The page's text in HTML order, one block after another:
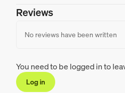
Reviews
No reviews have been written
You need to be logged in to
Log in